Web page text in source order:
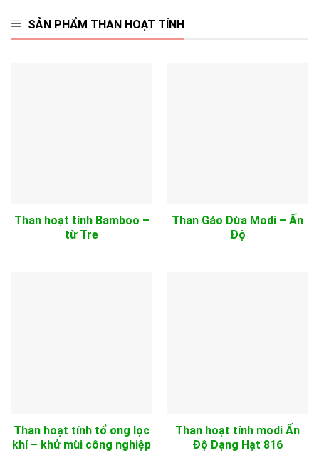
SẢN PHẨM THAN HOẠT TÍNH
Than hoạt tính Bamboo –
từ Tre
Than Gáo Dừa Modi – Ấn
Độ
Than hoạt tính tổ ong lọc
khí – khử mùi công nghiệp
Than hoạt tính modi Ấn
Độ Dạng Hạt 816